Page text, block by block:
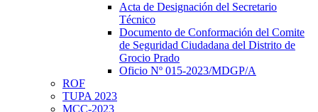
Acta de Designación del Secretario
Técnico
Documento de Conformación del Comite
de Seguridad Ciudadana del Distrito de
Grocio Prado
Oficio Nº 015-2023/MDGP/A
ROF
TUPA 2023
MCC-2023